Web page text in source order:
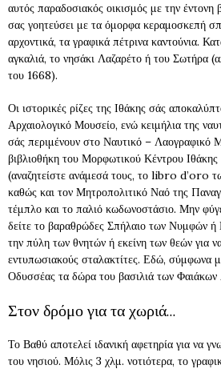
αυτός παραδοσιακός οικισμός με την έντονη
σας γοητεύσει με τα όμορφα κεραμοσκεπή
αρχοντικά, τα γραφικά πέτρινα καντούνια.
αγκαλιά, το νησάκι Λαζαρέτο ή του Σωτήρα
του 1668).
Οι ιστορικές ρίζες της Ιθάκης σάς
Αρχαιολογικό Μουσείο, ενώ κειμήλια της
σάς περιμένουν στο Ναυτικό – Λαογραφικό
βιβλιοθήκη του Μορφωτικού Κέντρου Ιθάκης
(αναζητείστε ανάμεσά τους, το libro d’oro
καθώς και τον Μητροπολιτικό Ναό της
τέμπλο και το παλιό κωδωνοστάσιο. Μην
δείτε το βαραθρώδες Σπήλαιο των Νυμφών
την πύλη των θνητών ή εκείνη των θεών για
εντυπωσιακούς σταλακτίτες. Εδώ, σύμφωνα
Οδυσσέας τα δώρα του βασιλιά των Φαιάκων
Στον δρόμο για τα χωριά…
Το Βαθύ αποτελεί ιδανική αφετηρία για να
του νησιού. Μόλις 3 χλμ. νοτιότερα, το